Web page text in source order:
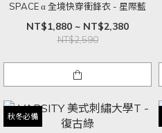
SPACE α 全境快穿衝鋒衣 - 星際藍
NT$1,880 ~ NT$2,380
NT$2,590
秋冬必備